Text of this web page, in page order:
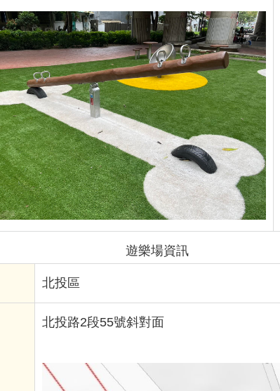
遊樂場資訊
北投區
北投路2段55號斜對面